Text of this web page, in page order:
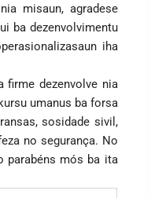
misaun, agradese
ba dezenvolvimentu
iha
firme dezenvolve nia
umanus ba forsa
sosidade sivil,
no segurança. No
parabéns mós ba ita